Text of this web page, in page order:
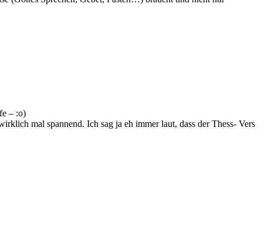
– :o)
mal spannend. Ich sag ja eh immer laut, dass der Thess- Vers